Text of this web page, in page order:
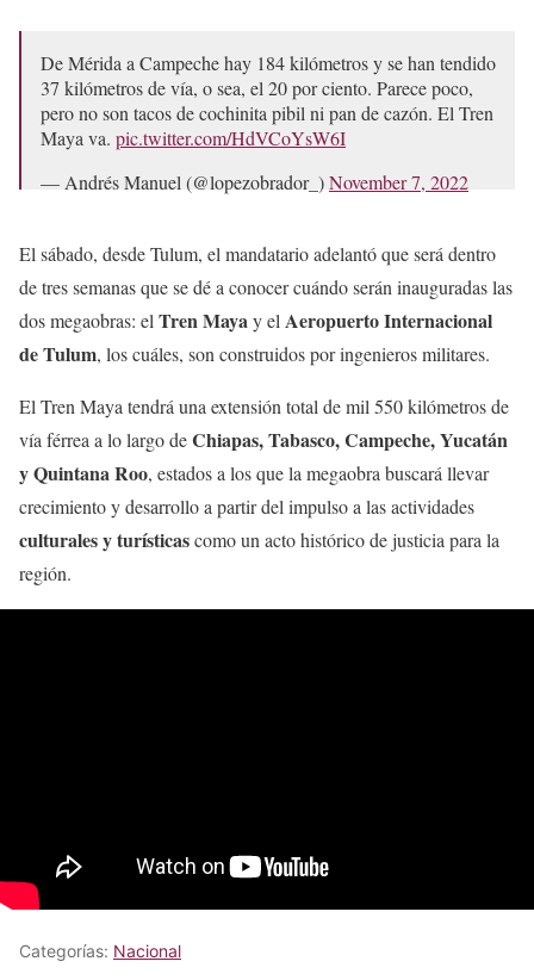
De Mérida a Campeche hay 184 kilómetros y se han tendido
37 kilómetros de vía, o sea, el 20 por ciento. Parece poco,
pero no son tacos de cochinita pibil ni pan de cazón. El Tren
Maya va. pic.twitter.com/HdVCoYsW6I
— Andrés Manuel (@lopezobrador_)November 7, 2022
El sábado, desde Tulum, el mandatario adelantó que será dentro
de tres semanas que se dé a conocer cuándo serán inauguradas las
dos megaobras: el Tren Mayay el Aeropuerto Internacional
de Tulum, los cuáles, son construidos por ingenieros militares.
El Tren Maya tendrá una extensión total de mil 550 kilómetros de
vía férrea a lo largo deChiapas, Tabasco, Campeche, Yucatán
y Quintana Roo, estados a los que la megaobra buscará llevar
crecimiento y desarrollo a partir del impulso a las actividades
culturales y turísticascomo un acto histórico de justicia para la
región.
Categorías: Nacional